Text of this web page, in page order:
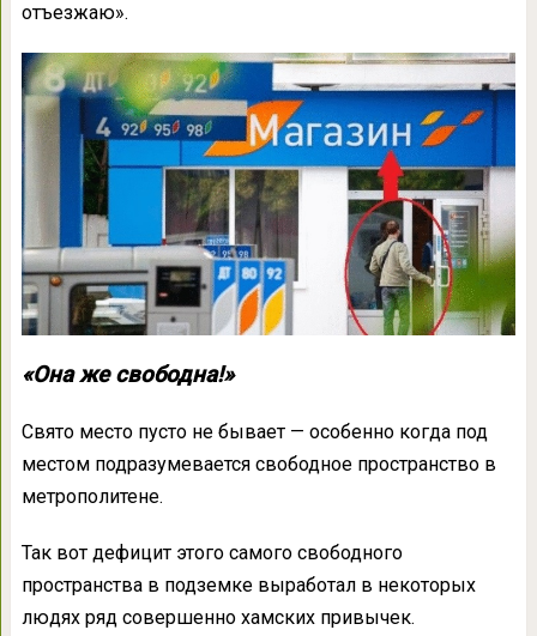
отъезжаю».
«Она же свободна!»
Свято место пусто не бывает — особенно когда под
местом подразумевается свободное пространство в
метрополитене.
Так вот дефицит этого самого свободного
пространства в подземке выработал в некоторых
людях ряд совершенно хамских привычек.